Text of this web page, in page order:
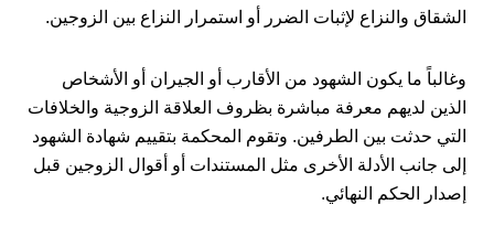
الشقاق والنزاع لإثبات الضرر أو استمرار النزاع بين الزوجين.
وغالباً ما يكون الشهود من الأقارب أو الجيران أو الأشخاص
الذين لديهم معرفة مباشرة بظروف العلاقة الزوجية والخلافات
التي حدثت بين الطرفين. وتقوم المحكمة بتقييم شهادة الشهود
إلى جانب الأدلة الأخرى مثل المستندات أو أقوال الزوجين قبل
إصدار الحكم النهائي.